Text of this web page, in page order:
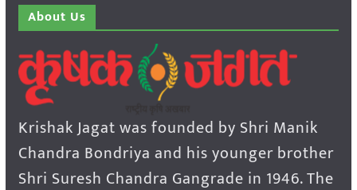
About Us
Krishak Jagat was founded by Shri Manik
Chandra Bondriya and his younger brother
Shri Suresh Chandra Gangrade in 1946. The